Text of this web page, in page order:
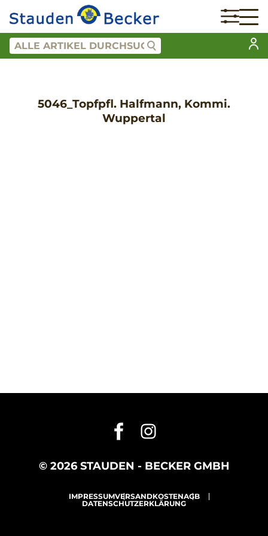
5046_Topfpfl. Halfmann, Kommi.
Wuppertal
© 2026 STAUDEN - BECKER GMBH
IMPRESSUMVERSANDKOSTENAGB
DATENSCHUTZERKLÄRUNG